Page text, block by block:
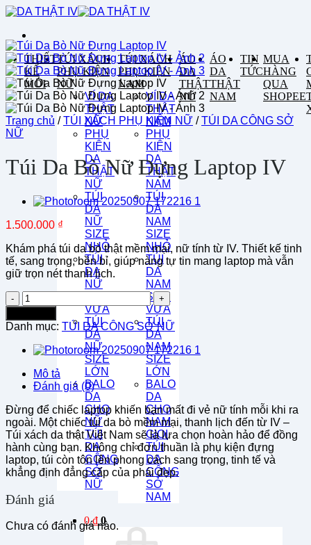
Bỏ
dung
THIẾT
KẾ
MỚI
TÚI XÁCH
PHỤ KIỆN
NỮ
VÍ DA
THẬT
NỮ
PHỤ
KIỆN
DA
THẬT
NỮ
TÚI
DA
NỮ
SIZE
NHỎ
TÚI
DA
NỮ
VỪA
TÚI
DA
NỮ
SIZE
LỚN
BALO
DA
CHO
NỮ
TÚI
DA
CÔNG
SỞ
NỮ
TÚI XÁCH
PHỤ KIỆN
NAM
VÍ DA
THẬT
NAM
PHỤ
KIỆN
DA
THẬT
NAM
TÚI
DA
NAM
SIZE
NHỎ
TÚI
DA
NAM
SIZE
VỪA
TÚI
DA
NAM
SIZE
LỚN
BALO
DA
CHO
NAM
GIOI
TÚI
DA
CÔNG
SỞ
NAM
ÁO
DA
THẬT
NỮ
ÁO
DA
THẬT
NAM
TIN
TỨC
MUA
HÀNG
QUA
SHOPEE
0₫ 0
Trang chủ / TÚI XÁCH PHỤ KIỆN NỮ / TÚI DA CÔNG SỞ
NỮ
Túi Da Bò Nữ Đựng Laptop IV
1.500.000 ₫
Khám phá túi da bò thật mềm mại, nữ tính từ IV. Thiết kế tinh
tế, sang trọng, bền bỉ, giúp nàng tự tin mang laptop mà vẫn
giữ trọn nét thanh lịch.
Túi
Da
Bò
Nữ
Đựng
Laptop
IV
số
Danh mục: TÚI DA CÔNG SỞ NỮ
Mô tả
Đánh giá (0)
Đừng để chiếc laptop khiến bạn mất đi vẻ nữ tính mỗi khi ra
ngoài. Một chiếc túi da bò mềm mại, thanh lịch đến từ IV –
Túi xách da thật Việt Nam sẽ là lựa chọn hoàn hảo để đồng
hành cùng bạn. Không chỉ đơn thuần là phụ kiện đựng
laptop, túi còn tôn lên phong cách sang trọng, tinh tế và
khẳng định đẳng cấp của phái đẹp.
Đánh giá
Chưa có đánh giá nào.